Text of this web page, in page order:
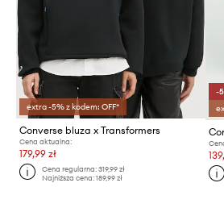
extra -5% z kodem: OFF*
Converse bluza x Transformers
Cena aktualna:
179,99 zł
Cena regularna:319,99 zł
Najniższa cena:189,99 zł
-